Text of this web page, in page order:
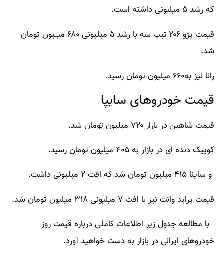
که رشد ۵ میلیونی داشته است.
قیمت پژو ۲۰۶ تیپ سه با رشد ۵ میلیونی ۶۸۰ میلیون تومان
شد.
رانا نیز به۶۶۰ میلیون تومان رسید.
قیمت خودروهای سایپا
قیمت شاهیندر بازار ۷۲۰ میلیون تومان شد.
کوییک دنده ایدر بازار به ۴۰۵ میلیون تومان رسید.
وساینا ۴۱۵ میلیون تومان شد که افت ۲ میلیونی داشت.
قیمت پراید وانت نیز با افت ۷ میلیونی ۳۱۸ میلیون تومان شد.
با مطالعه جدول زیر اطلاعات کاملی درباره قیمت روز
خودروهای ایرانیدر بازار به دست خواهید آورد.​